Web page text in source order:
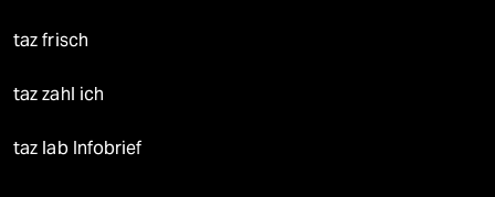
taz frisch
taz zahl ich
taz lab Infobrief